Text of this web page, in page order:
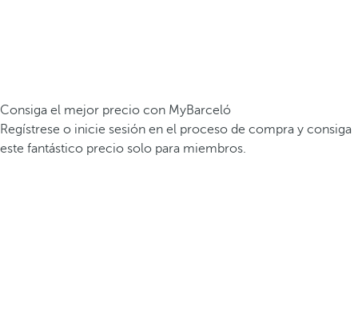
Consiga el mejor precio con MyBarceló
Regístrese o inicie sesión en el proceso de compra y consiga
este fantástico precio solo para miembros.